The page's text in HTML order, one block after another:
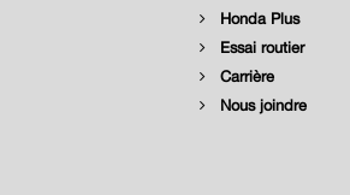
Honda Plus
Essai routier
Carrière
Nous joindre